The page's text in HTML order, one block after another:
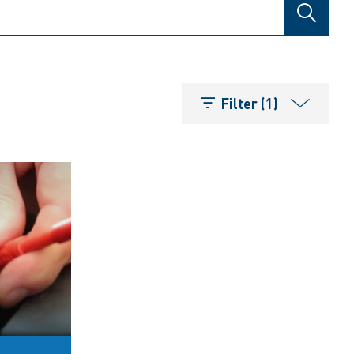
SUCHE
Filter (1)